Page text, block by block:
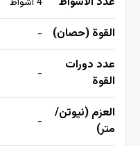
القوة (حصان) -
عدد دورات
القوة
-
العزم (نيوتن/
متر)
-